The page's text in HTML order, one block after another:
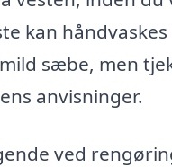
kan
sæbe, men
anvisninger.
ved